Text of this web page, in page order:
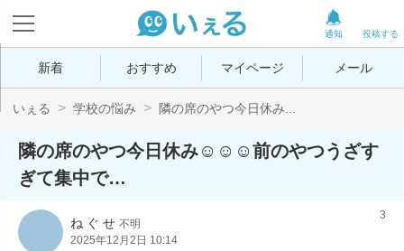
投稿する
通知
新着 おすすめ マイページ メール
いぇる 学校の悩み 隣の席のやつ今日休み...
隣の席のやつ今日休み☺️☺️☺️前のやつうざす
ぎて集中で…
ね ぐ せ 不明
2025年12月2日 10:14
3